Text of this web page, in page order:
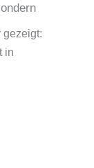
gezeigt:
in